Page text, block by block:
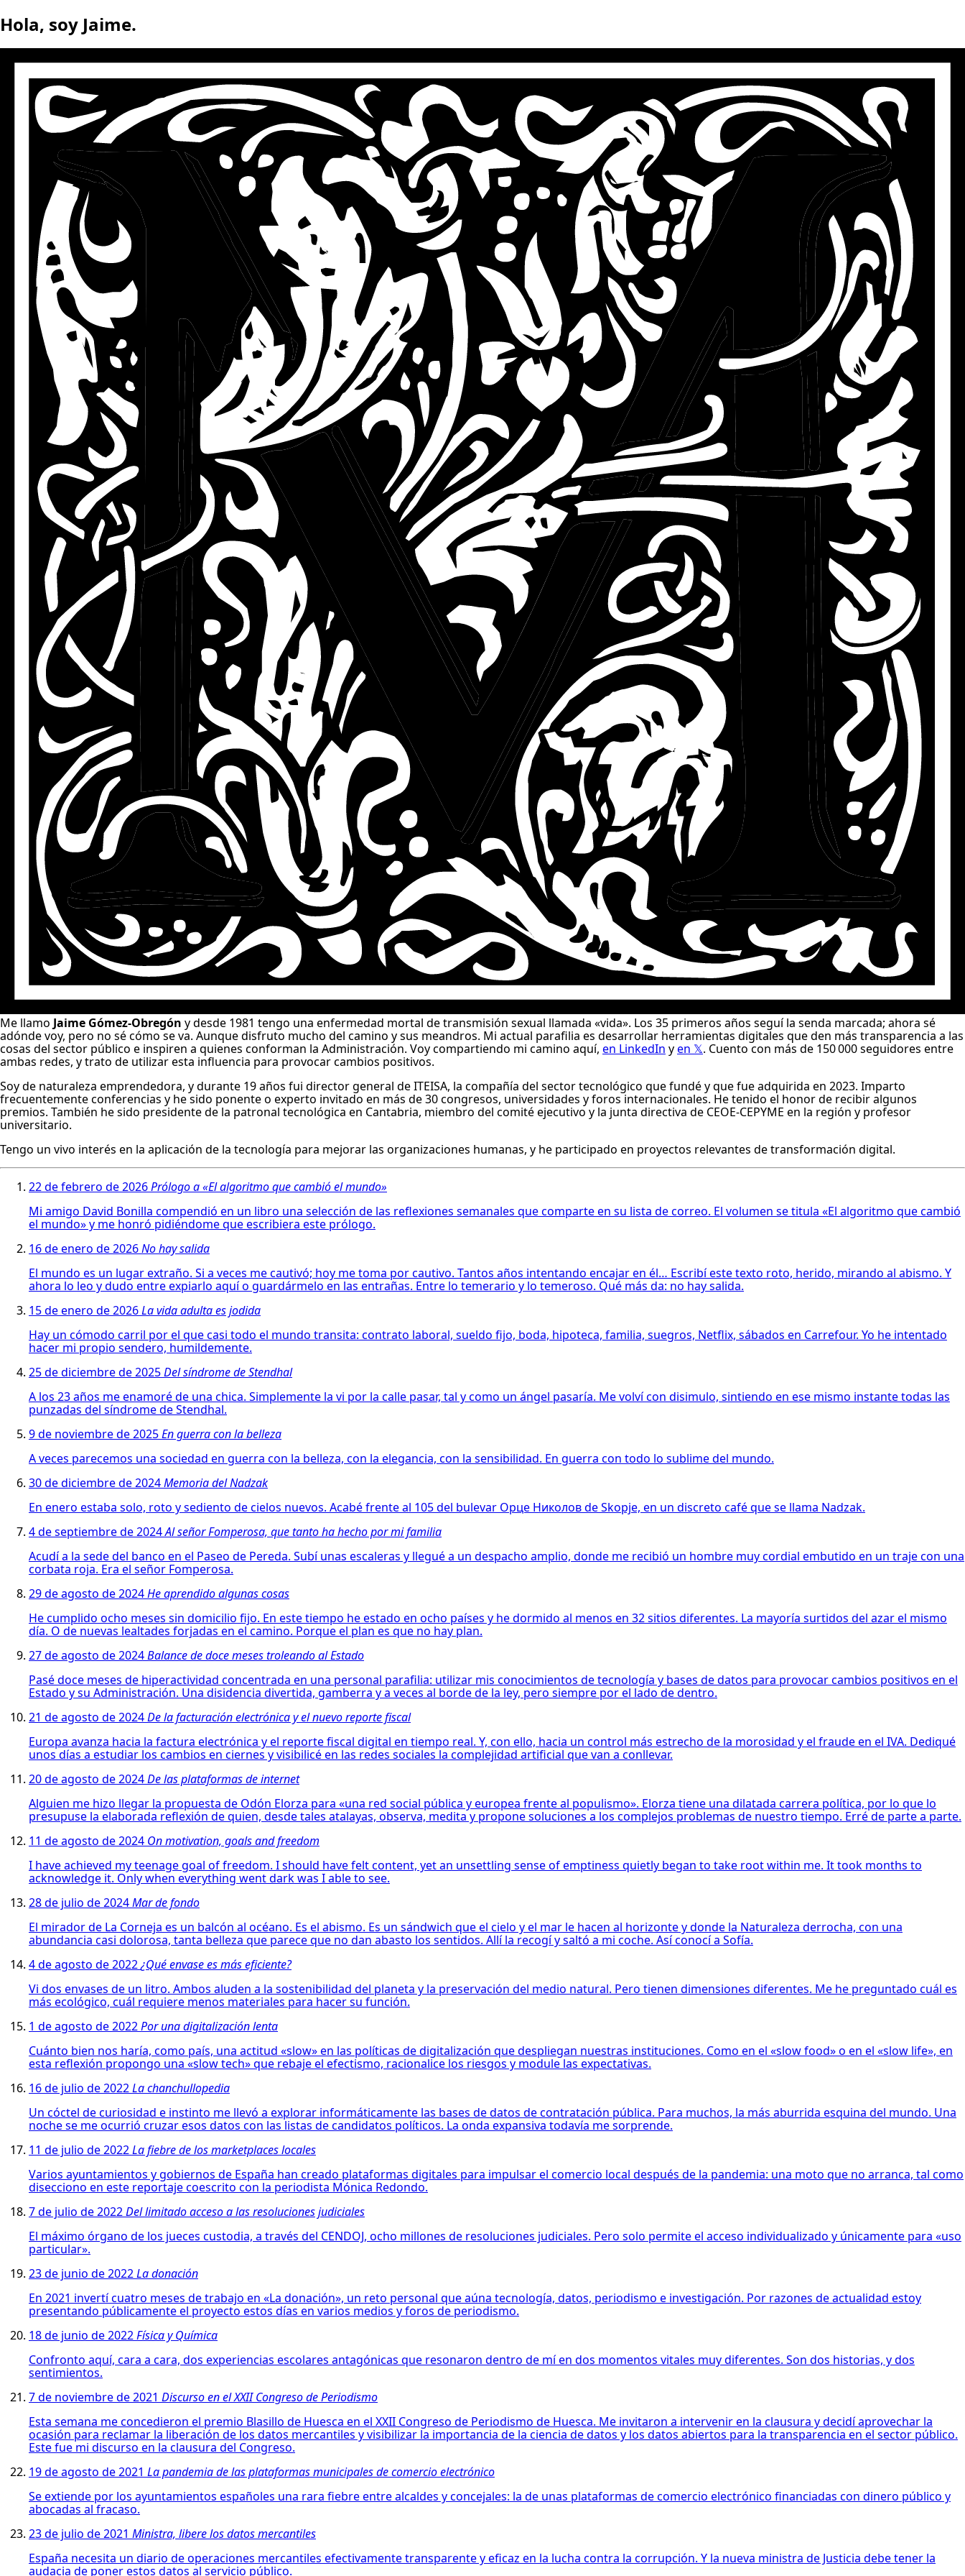
Hola, soy Jaime.
Me llamo Jaime Gómez-Obregón y desde 1981 tengo una enfermedad mortal de transmisión sexual llamada «vida». Los 35 primeros años seguí la senda marcada; ahora sé
adónde voy, pero no sé cómo se va. Aunque disfruto mucho del camino y sus meandros. Mi actual parafilia es desarrollar herramientas digitales que den más transparencia a las
cosas del sector público e inspiren a quienes conforman la Administración. Voy compartiendo mi camino aquí, en LinkedIn yen 𝕏. Cuento con más de 150 000 seguidores entre
ambas redes, y trato de utilizar esta influencia para provocar cambios positivos.
Soy de naturaleza emprendedora, y durante 19 años fui director general deITEISA, la compañía del sector tecnológico que fundé y que fue adquirida en 2023. Imparto
frecuentemente conferencias y he sido ponente o experto invitado en más de 30 congresos, universidades y foros internacionales. He tenido el honor de recibir algunos
premios. También he sido presidente de la patronal tecnológica en Cantabria, miembro del comité ejecutivo y la junta directiva de CEOE-CEPYME en la región y profesor
universitario.
Tengo un vivo interés en la aplicación de la tecnología para mejorar las organizaciones humanas, y he participado en proyectos relevantes de transformación digital.
22 de febrero de 2026Prólogo a «El algoritmo que cambió el mundo»
Mi amigo David Bonilla compendió en un libro una selección de las reflexiones semanales que comparte en su lista de correo. El volumen se titula «El algoritmo que cambió
el mundo» y me honró pidiéndome que escribiera este prólogo.
16 de enero de 2026No hay salida
El mundo es un lugar extraño. Si a veces me cautivó; hoy me toma por cautivo. Tantos años intentando encajar en él… Escribí este texto roto, herido, mirando al abismo. Y
ahora lo leo y dudo entre expiarlo aquí o guardármelo en las entrañas. Entre lo temerario y lo temeroso. Qué más da: no hay salida.
15 de enero de 2026La vida adulta es jodida
Hay un cómodo carril por el que casi todo el mundo transita: contrato laboral, sueldo fijo, boda, hipoteca, familia, suegros, Netflix, sábados en Carrefour. Yo he intentado
hacer mi propio sendero, humildemente.
25 de diciembre de 2025Del síndrome de Stendhal
A los 23 años me enamoré de una chica. Simplemente la vi por la calle pasar, tal y como un ángel pasaría. Me volví con disimulo, sintiendo en ese mismo instante todas las
punzadas del síndrome de Stendhal.
9 de noviembre de 2025En guerra con la belleza
A veces parecemos una sociedad en guerra con la belleza, con la elegancia, con la sensibilidad. En guerra con todo lo sublime del mundo.
30 de diciembre de 2024Memoria del Nadzak
En enero estaba solo, roto y sediento de cielos nuevos. Acabé frente al 105 del bulevar Орце Николов de Skopje, en un discreto café que se llama Nadzak.
4 de septiembre de 2024Al señor Fomperosa, que tanto ha hecho por mi familia
Acudí a la sede del banco en el Paseo de Pereda. Subí unas escaleras y llegué a un despacho amplio, donde me recibió un hombre muy cordial embutido en un traje con una
corbata roja. Era el señor Fomperosa.
29 de agosto de 2024He aprendido algunas cosas
He cumplido ocho meses sin domicilio fijo. En este tiempo he estado en ocho países y he dormido al menos en 32 sitios diferentes. La mayoría surtidos del azar el mismo
día. O de nuevas lealtades forjadas en el camino. Porque el plan es que no hay plan.
27 de agosto de 2024Balance de doce meses troleando al Estado
Pasé doce meses de hiperactividad concentrada en una personal parafilia: utilizar mis conocimientos de tecnología y bases de datos para provocar cambios positivos en el
Estado y su Administración. Una disidencia divertida, gamberra y a veces al borde de la ley, pero siempre por el lado de dentro.
21 de agosto de 2024De la facturación electrónica y el nuevo reporte fiscal
Europa avanza hacia la factura electrónica y el reporte fiscal digital en tiempo real. Y, con ello, hacia un control más estrecho de la morosidad y el fraude en el IVA. Dediqué
unos días a estudiar los cambios en ciernes y visibilicé en las redes sociales la complejidad artificial que van a conllevar.
20 de agosto de 2024De las plataformas de internet
Alguien me hizo llegar la propuesta de Odón Elorza para «una red social pública y europea frente al populismo». Elorza tiene una dilatada carrera política, por lo que lo
presupuse la elaborada reflexión de quien, desde tales atalayas, observa, medita y propone soluciones a los complejos problemas de nuestro tiempo. Erré de parte a parte.
11 de agosto de 2024 On motivation, goals and freedom
I have achieved my teenage goal of freedom. I should have felt content, yet an unsettling sense of emptiness quietly began to take root within me. It took months to
acknowledge it. Only when everything went dark was I able to see.
28 de julio de 2024Mar de fondo
El mirador de La Corneja es un balcón al océano. Es el abismo. Es un sándwich que el cielo y el mar le hacen al horizonte y donde la Naturaleza derrocha, con una
abundancia casi dolorosa, tanta belleza que parece que no dan abasto los sentidos. Allí la recogí y saltó a mi coche. Así conocí a Sofía.
4 de agosto de 2022¿Qué envase es más eficiente?
Vi dos envases de un litro. Ambos aluden a la sostenibilidad del planeta y la preservación del medio natural. Pero tienen dimensiones diferentes. Me he preguntado cuál es
más ecológico, cuál requiere menos materiales para hacer su función.
1 de agosto de 2022Por una digitalización lenta
Cuánto bien nos haría, como país, una actitud «slow» en las políticas de digitalización que despliegan nuestras instituciones. Como en el «slow food» o en el «slow life», en
esta reflexión propongo una «slow tech» que rebaje el efectismo, racionalice los riesgos y module las expectativas.
16 de julio de 2022La chanchullopedia
Un cóctel de curiosidad e instinto me llevó a explorar informáticamente las bases de datos de contratación pública. Para muchos, la más aburrida esquina del mundo. Una
noche se me ocurrió cruzar esos datos con las listas de candidatos políticos. La onda expansiva todavía me sorprende.
11 de julio de 2022La fiebre de los marketplaces locales
Varios ayuntamientos y gobiernos de España han creado plataformas digitales para impulsar el comercio local después de la pandemia: una moto que no arranca, tal como
disecciono en este reportaje coescrito con la periodista Mónica Redondo.
7 de julio de 2022Del limitado acceso a las resoluciones judiciales
El máximo órgano de los jueces custodia, a través del CENDOJ, ocho millones de resoluciones judiciales. Pero solo permite el acceso individualizado y únicamente para «uso
particular».
23 de junio de 2022La donación
En 2021 invertí cuatro meses de trabajo en «La donación», un reto personal que aúna tecnología, datos, periodismo e investigación. Por razones de actualidad estoy
presentando públicamente el proyecto estos días en varios medios y foros de periodismo.
18 de junio de 2022Física y Química
Confronto aquí, cara a cara, dos experiencias escolares antagónicas que resonaron dentro de mí en dos momentos vitales muy diferentes. Son dos historias, y dos
sentimientos.
7 de noviembre de 2021 Discurso en el XXII Congreso de Periodismo
Esta semana me concedieron el premio Blasillo de Huesca en el XXII Congreso de Periodismo de Huesca. Me invitaron a intervenir en la clausura y decidí aprovechar la
ocasión para reclamar la liberación de los datos mercantiles y visibilizar la importancia de la ciencia de datos y los datos abiertos para la transparencia en el sector público.
Este fue mi discurso en la clausura del Congreso.
19 de agosto de 2021 La pandemia de las plataformas municipales de comercio electrónico
Se extiende por los ayuntamientos españoles una rara fiebre entre alcaldes y concejales: la de unas plataformas de comercio electrónico financiadas con dinero público y
abocadas al fracaso.
23 de julio de 2021 Ministra, libere los datos mercantiles
España necesita un diario de operaciones mercantiles efectivamente transparente y eficaz en la lucha contra la corrupción. Y la nueva ministra de Justicia debe tener la
audacia de poner estos datos al servicio público.